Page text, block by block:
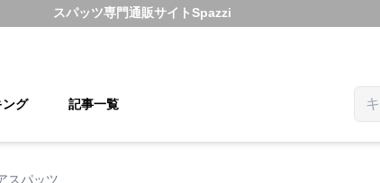
スパッツ専門通販サイトSpazzi
ング 記事一覧
スパッツ